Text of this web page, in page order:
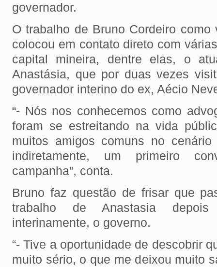
governador.
O trabalho de Bruno Cordeiro como
colocou em contato direto com
capital mineira, dentre elas, o
Anastásia, que por duas vezes
governador interino do ex, Aécio
“- Nós nos conhecemos como
foram se estreitando na vida
muitos amigos comuns no
indiretamente, um primeiro
campanha”, conta.
Bruno faz questão de frisar que
trabalho de Anastasia
interinamente, o governo.
“- Tive a oportunidade de descobrir
muito sério, o que me deixou muito